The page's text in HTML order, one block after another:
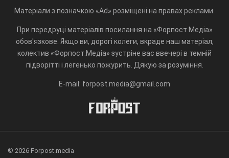
Матеріали з позначкою «Ad» розміщені на правах реклами.
При передруці матеріалів посилання на «Форпост.Медіа»
обов'язкове. Якщо ви, дорогі колеги, вкраде наш матеріал,
колектив «Форпост.Медіа» зустріне вас ввечері в темній
підворітті і легенько пожурить. Дякую за розуміння.
E-mail: forpost.media@gmail.com
© 2026 Forpost.media